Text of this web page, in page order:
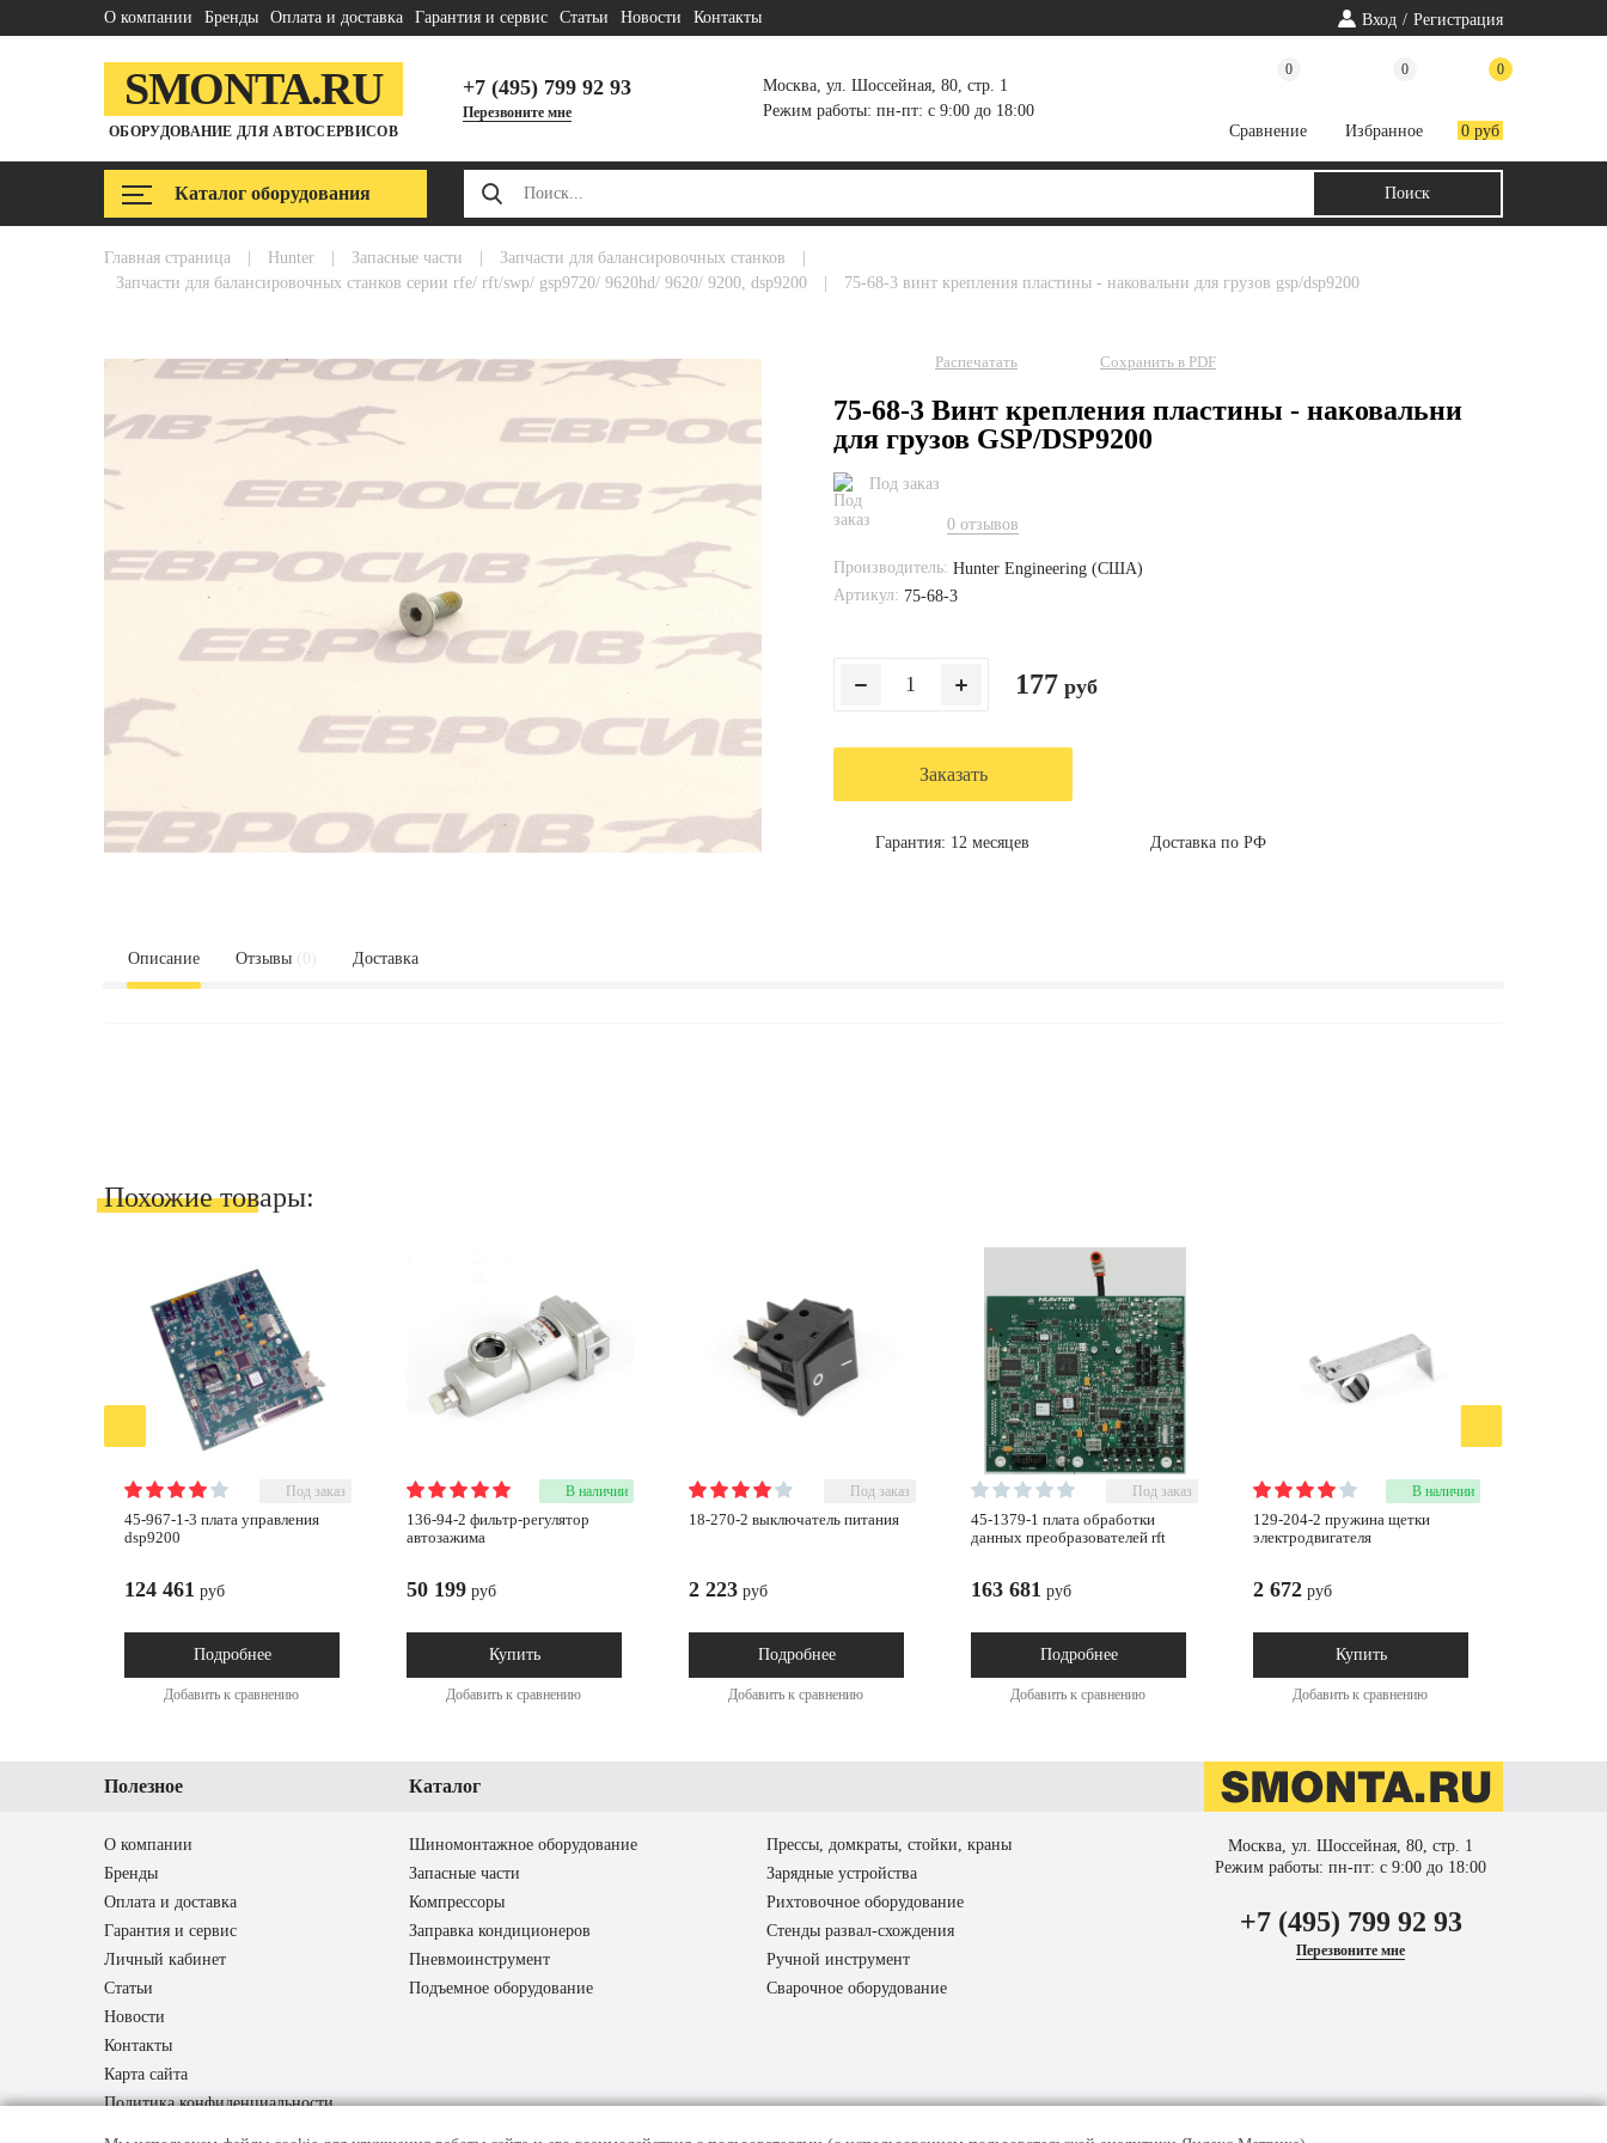
О компании Бренды Оплата и доставка Гарантия и сервис Статьи Новости Контакты Вход / Регистрация
SMONTA.RU
ОБОРУДОВАНИЕ ДЛЯ АВТОСЕРВИСОВ
+7 (495) 799 92 93
Перезвоните мне
Москва, ул. Шоссейная, 80, стр. 1
Режим работы: пн-пт: с 9:00 до 18:00
0
Cравнение
0
Избранное
0
0 руб
Каталог оборудования
главная страница hunter запасные части запчасти для балансировочных станков
запчасти для балансировочных станков серии rfe/ rft/swp/ gsp9720/ 9620hd/ 9620/ 9200, dsp9200
75-68-3 винт крепления пластины - наковальни для грузов gsp/dsp9200
Распечатать Сохранить в PDF
75-68-3 Винт крепления пластины - наковальни
для грузов GSP/DSP9200
Под заказ
0 отзывов
Производитель: Hunter Engineering (США)
Артикул: 75-68-3
177 руб
Заказать
Гарантия: 12 месяцев Доставка по РФ
Описание Отзывы (0) Доставка
Похожие товары:
Под заказ
45-967-1-3 плата управления
dsp9200
124 461 руб
Подробнее
Добавить к сравнению
В наличии
136-94-2 фильтр-регулятор
автозажима
50 199 руб
Купить
Добавить к сравнению
Под заказ
18-270-2 выключатель питания
2 223 руб
Подробнее
Добавить к сравнению
Под заказ
45-1379-1 плата обработки
данных преобразователей rft
163 681 руб
Подробнее
Добавить к сравнению
В наличии
129-204-2 пружина щетки
электродвигателя
2 672 руб
Купить
Добавить к сравнению
Полезное Каталог
О компании
Бренды
Оплата и доставка
Гарантия и сервис
Личный кабинет
Статьи
Новости
Контакты
Карта сайта
Политика конфиденциальности
Шиномонтажное оборудование
Запасные части
Компрессоры
Заправка кондиционеров
Пневмоинструмент
Подъемное оборудование
Прессы, домкраты, стойки, краны
Зарядные устройства
Рихтовочное оборудование
Стенды развал-схождения
Ручной инструмент
Сварочное оборудование
Москва, ул. Шоссейная, 80, стр. 1
Режим работы: пн-пт: с 9:00 до 18:00
+7 (495) 799 92 93
Перезвоните мне